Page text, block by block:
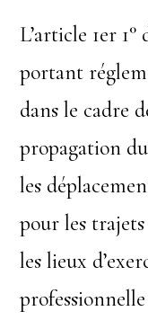
L’article 1er
portant
dans le cadre
propagation
les
pour les
les lieux